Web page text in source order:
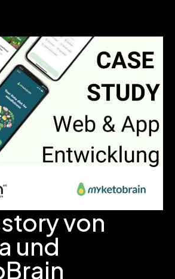
von
und